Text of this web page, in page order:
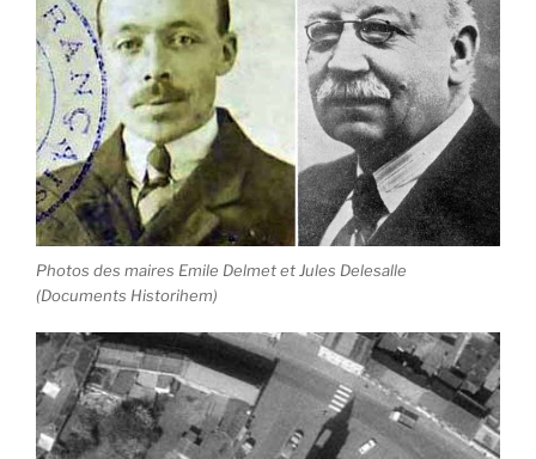
Photos des maires Emile Delmet et Jules Delesalle
(Documents Historihem)